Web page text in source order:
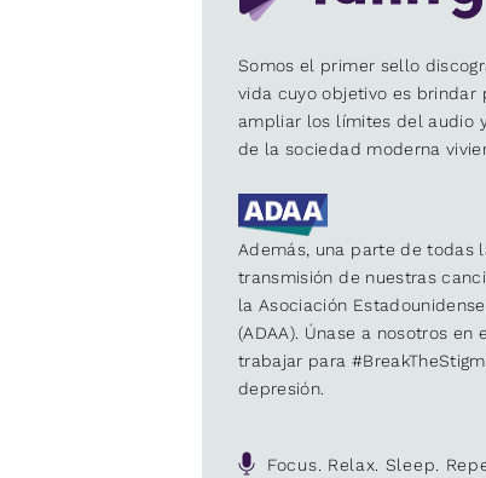
Somos el primer sello
vida cuyo objetivo es brindar
ampliar los límites del audio
de la sociedad moderna
Además, una parte de todas
transmisión de nuestras
la Asociación
(ADAA). Únase a nosotros
trabajar para
depresión.
Focus. Relax. Sleep.